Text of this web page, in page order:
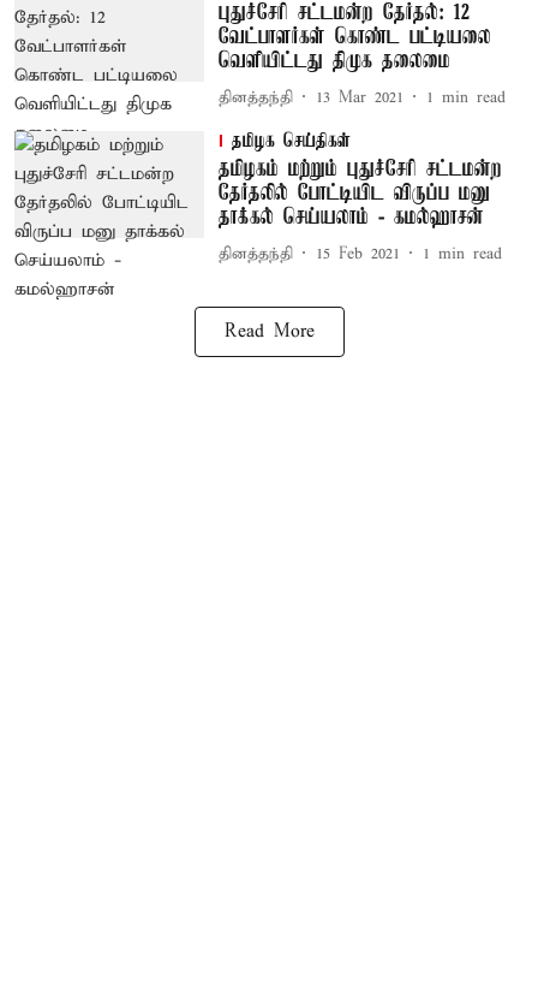
புதுச்சேரி சட்டமன்ற தேர்தல்: 12
வேட்பாளர்கள் கொண்ட பட்டியலை
வெளியிட்டது திமுக தலைமை
தினத்தந்தி 13 Mar 2021 1 min read
தமிழக செய்திகள்
தமிழகம் மற்றும் புதுச்சேரி சட்டமன்ற
தேர்தலில் போட்டியிட விருப்ப மனு
தாக்கல் செய்யலாம் - கமல்ஹாசன்
தினத்தந்தி 15 Feb 2021 1 min read
Read More